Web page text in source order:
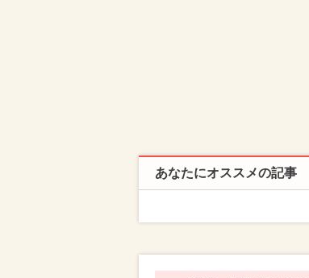
あなたにオススメの記事